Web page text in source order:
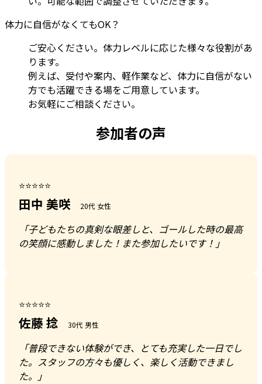
体力に自信がなくてもOK？
ご安心ください。体力レベルに応じた様々な役割があ
ります。
例えば、受付や案内、軽作業など、体力に自信がない
方でも活躍できる場をご用意しています。
お気軽にご相談ください。
参加者の声
⭐⭐⭐⭐⭐
田中 美咲 20代 女性
「子どもたちの真剣な眼差しと、ゴールした時の最高
の笑顔に感動しました！また参加したいです！」
⭐⭐⭐⭐⭐
佐藤 捻 30代 男性
「普段できない体験ができ、とても充実した一日でし
た。スタッフの方々も優しく、楽しく活動できまし
た。」